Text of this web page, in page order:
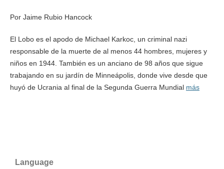
Por Jaime Rubio Hancock
El Lobo es el apodo de Michael Karkoc, un criminal nazi
responsable de la muerte de al menos 44 hombres, mujeres y
niños en 1944. También es un anciano de 98 años que sigue
trabajando en su jardín de Minneápolis, donde vive desde que
huyó de Ucrania al final de la Segunda Guerra Mundial más
Language